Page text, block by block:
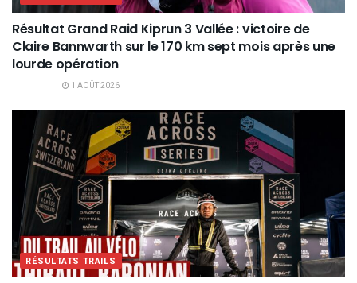
Résultat Grand Raid Kiprun 3 Vallée : victoire de
Claire Bannwarth sur le 170 km sept mois après une
lourde opération
1 AOÛT 2026
RÉSULTATS TRAILS